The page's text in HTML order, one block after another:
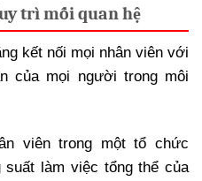
trì mối quan hệ
kết nối mọi nhân viên với
của mọi người trong môi
viên trong một tổ chức
suất làm việc tổng thể của